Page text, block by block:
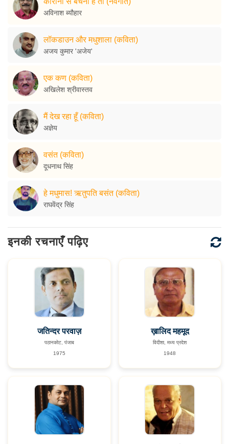
अविनाश ब्यौहार
लॉकडाउन और मधुशाला (कविता)
अजय कुमार 'अजेय'
एक कण (कविता)
अखिलेश श्रीवास्तव
मैं देख रहा हूँ (कविता)
अज्ञेय
वसंत (कविता)
दूधनाथ सिंह
हे मधुमास! ऋतुपति बसंत (कविता)
राघवेंद्र सिंह
इनकी रचनाएँ पढ़िए
जतिन्दर परवाज़
पठानकोट, पंजाब
1975
ख़ालिद महमूद
विदीशा, मध्य प्रदेश
1948